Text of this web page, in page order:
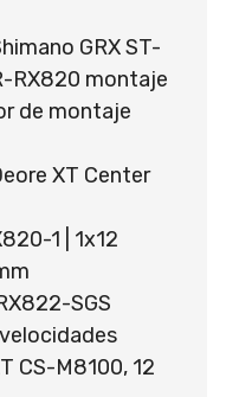
GRX ST-
RX820 montaje
de montaje
XT Center
1 | 1x12
SGS
CS-M8100, 12